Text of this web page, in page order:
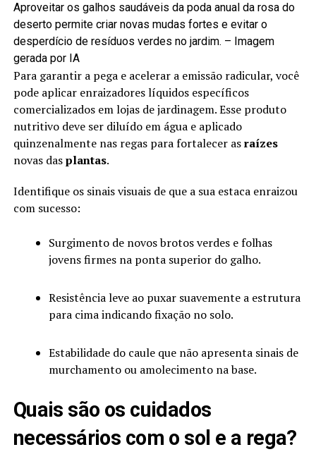
Aproveitar os galhos saudáveis da poda anual da rosa do
deserto permite criar novas mudas fortes e evitar o
desperdício de resíduos verdes no jardim. – Imagem
gerada por IA
Para garantir a pega e acelerar a emissão radicular, você
pode aplicar enraizadores líquidos específicos
comercializados em lojas de jardinagem. Esse produto
nutritivo deve ser diluído em água e aplicado
quinzenalmente nas regas para fortalecer asraízes
novas dasplantas.
Identifique os sinais visuais de que a sua estaca enraizou
com sucesso:
Surgimento de novos brotos verdes e folhas
jovens firmes na ponta superior do galho.
Resistência leve ao puxar suavemente a estrutura
para cima indicando fixação no solo.
Estabilidade do caule que não apresenta sinais de
murchamento ou amolecimento na base.
Quais são os cuidados
necessários com o sol e a rega?